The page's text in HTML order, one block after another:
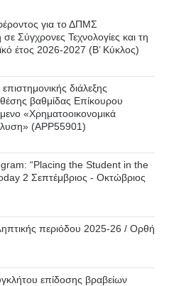
για το ΔΠΜΣ
Σύγχρονες Τεχνολογίες και τη
έτος 2026-2027 (B’ Kύκλος)
διάλεξης
βαθμίδας Επίκουρου
«Χρηματοοικονομικά
(APP55901)
“Placing the Student in the
2 Σεπτέμβριος - Οκτώβριος
περιόδου 2025-26 / Ορθή
επίδοσης βραβείων